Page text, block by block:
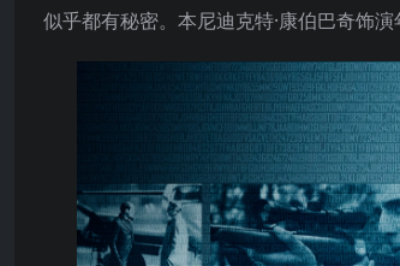
似乎都有秘密。本尼迪克特·康伯巴奇饰